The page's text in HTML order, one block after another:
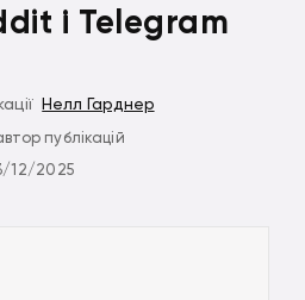
і Telegram
Нелл Гарднер
публікацій
12/2025